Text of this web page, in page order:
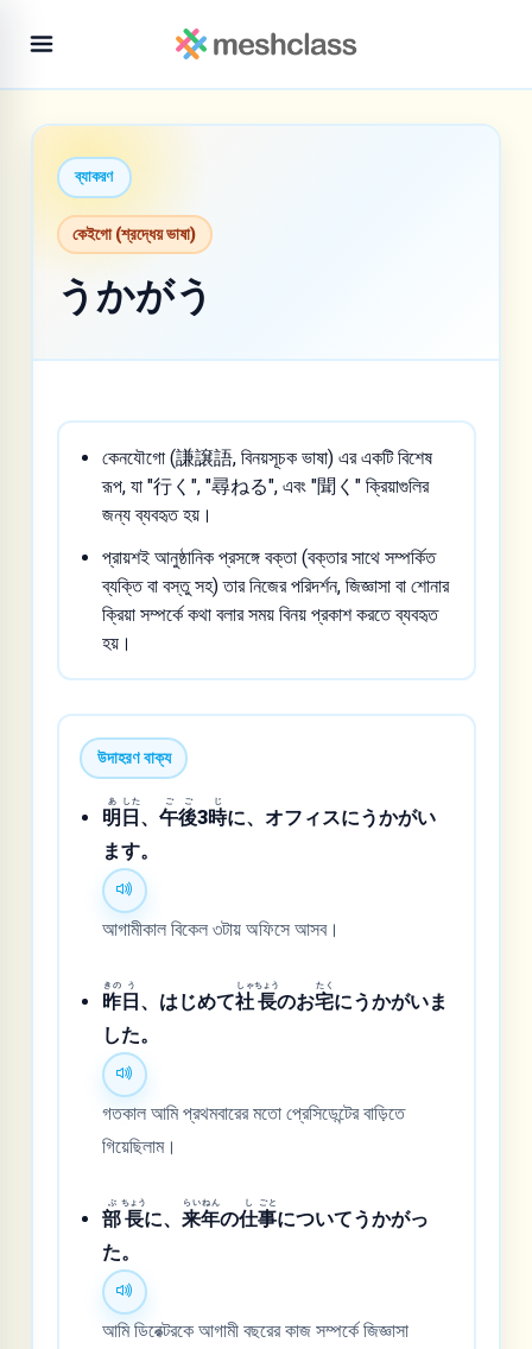
ব্যাকরণ
কেইগো (শ্রদ্ধেয় ভাষা)
うかがう
কেনযৌগো (謙譲語, বিনয়সূচক ভাষা) এর একটি বিশেষ
রূপ, যা "行く", "尋ねる", এবং "聞く" ক্রিয়াগুলির
জন্য ব্যবহৃত হয়।
প্রায়শই আনুষ্ঠানিক প্রসঙ্গে বক্তা (বক্তার সাথে সম্পর্কিত
ব্যক্তি বা বস্তু সহ) তার নিজের পরিদর্শন, জিজ্ঞাসা বা শোনার
ক্রিয়া সম্পর্কে কথা বলার সময় বিনয় প্রকাশ করতে ব্যবহৃত
হয়।
উদাহরণ বাক্য
明
あ
日
した
、午
ご
後
ご
3時
じ
に、オフィスにうかがい
ます。
আগামীকাল বিকেল ৩টায় অফিসে আসব।
昨
きの
日
う
、はじめて社
しゃ
長
ちょう
のお宅
たく
にうかがいま
した。
গতকাল আমি প্রথমবারের মতো প্রেসিডেন্টের বাড়িতে
গিয়েছিলাম।
部
ぶ
長
ちょう
に、来
らい
年
ねん
の仕
し
事
ごと
についてうかがっ
た。
আমি ডিরেক্টরকে আগামী বছরের কাজ সম্পর্কে জিজ্ঞাসা